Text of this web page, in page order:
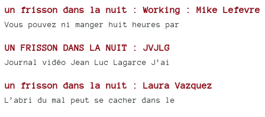
un frisson dans la nuit : Working : Mike Lefevre
Vous pouvez ni manger huit heures par
UN FRISSON DANS LA NUIT : JVJLG
Journal vidéo Jean Luc Lagarce J’ai
un frisson dans la nuit : Laura Vazquez
L’abri du mal peut se cacher dans le